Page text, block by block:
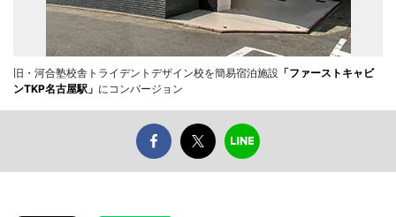
旧・河合塾校舎トライデントデザイン校を簡易宿泊施設 「ファーストキャビ
ンTKP名古屋駅」 にコンバージョン